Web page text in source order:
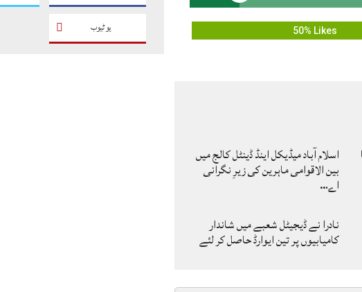
یو ٹیوب 50% Likes
اسلام آباد میڈیکل اینڈ ڈینٹل کالج میں
بین الاقوامی ماہرین کی زیرِ نگرانی
اے…
نادرا نے ڈیجیٹل شعبے میں شاندار
کامیابیوں پر تین ایوارڈ حاصل کر لئے